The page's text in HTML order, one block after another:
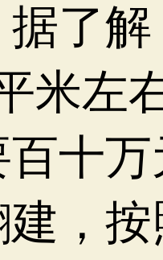
据了
米左
十
，